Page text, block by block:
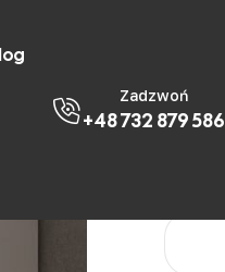
Zadzwoń
+48 732 879 586